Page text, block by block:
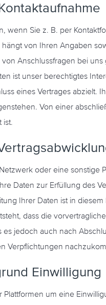
wenn Sie z. B. per
von Ihren Angaben
Anschlussfragen bei
ist unser berechtigtes
eines Vertrages
Von einer
ist.
oder eine
Daten zur Erfüllung des
Ihrer Daten ist in
dass die
es jedoch auch nach
Verpflichtungen
Einwilligung
um eine